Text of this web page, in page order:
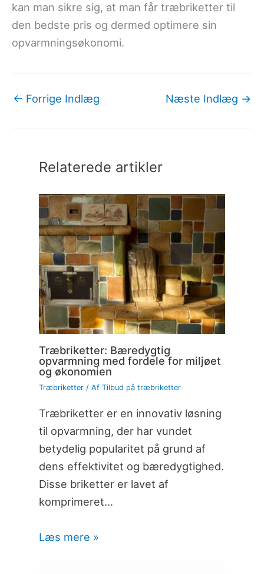
kan man sikre sig, at man får træbriketter til
den bedste pris og dermed optimere sin
opvarmningsøkonomi.
← Forrige Indlæg Næste Indlæg →
Relaterede artikler
Træbriketter: Bæredygtig
opvarmning med fordele for miljøet
og økonomien
Træbriketter/ Af Tilbud på træbriketter
Træbriketter er en innovativ løsning
til opvarmning, der har vundet
betydelig popularitet på grund af
dens effektivitet og bæredygtighed.
Disse briketter er lavet af
komprimeret…
Læs mere »